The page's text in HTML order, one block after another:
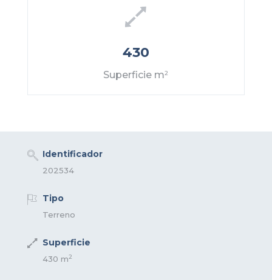
430
Superficie m2
Identificador
202534
Tipo
Terreno
Superficie
430 m2